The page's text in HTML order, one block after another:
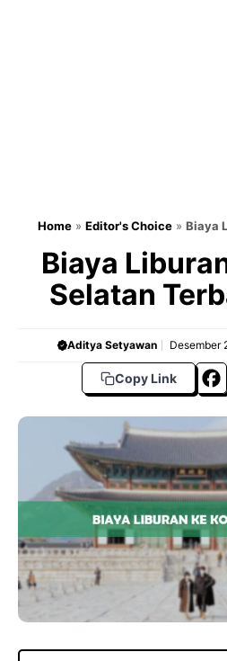
Home» Editor's Choice» Biaya
Biaya
Selatan
Aditya Setyawan Desember
Copy Link
F
a
c
e
b
o
o
k